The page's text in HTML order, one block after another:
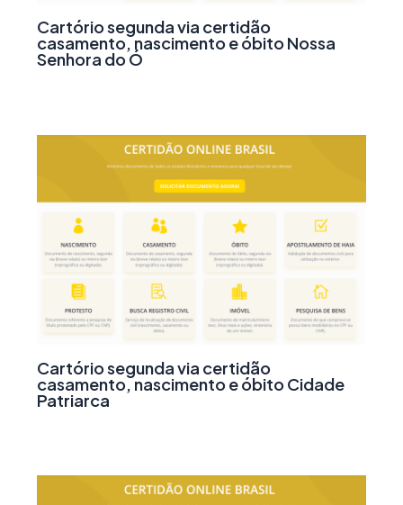
Cartório segunda via certidão
casamento, nascimento e óbito Nossa
Senhora do Ó
Cartório segunda via certidão
casamento, nascimento e óbito Cidade
Patriarca